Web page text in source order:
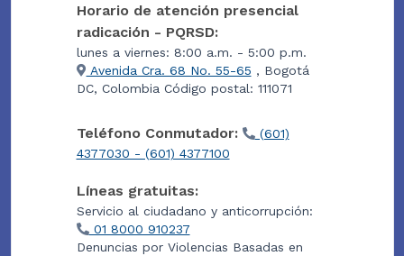
Horario de atención presencial
radicación - PQRSD:
lunes a viernes: 8:00 a.m. - 5:00 p.m.
Avenida Cra. 68 No. 55-65 , Bogotá
DC, Colombia Código postal: 111071
Teléfono Conmutador:
(601)
4377030 - (601) 4377100
Líneas gratuitas:
Servicio al ciudadano y anticorrupción:
01 8000 910237
Denuncias por Violencias Basadas en